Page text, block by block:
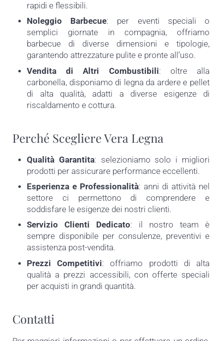
rapidi e flessibili.
Noleggio Barbecue: per eventi speciali o
semplici giornate in compagnia, offriamo
barbecue di diverse dimensioni e tipologie,
garantendo attrezzature pulite e pronte all’uso.
Vendita di Altri Combustibili: oltre alla
carbonella, disponiamo di legna da ardere e pellet
di alta qualità, adatti a diverse esigenze di
riscaldamento e cottura.
Perché Scegliere Vera Legna
Qualità Garantita: selezioniamo solo i migliori
prodotti per assicurare performance eccellenti.
Esperienza e Professionalità: anni di attività nel
settore ci permettono di comprendere e
soddisfare le esigenze dei nostri clienti.
Servizio Clienti Dedicato: il nostro team è
sempre disponibile per consulenze, preventivi e
assistenza post-vendita.
Prezzi Competitivi: offriamo prodotti di alta
qualità a prezzi accessibili, con offerte speciali
per acquisti in grandi quantità.
Contatti